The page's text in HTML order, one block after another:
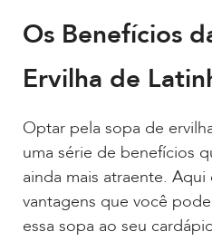
Os Benefícios
Ervilha de
Optar pela sopa de
uma série de benefícios
ainda mais atraente. Aqui
vantagens que você
essa sopa ao seu